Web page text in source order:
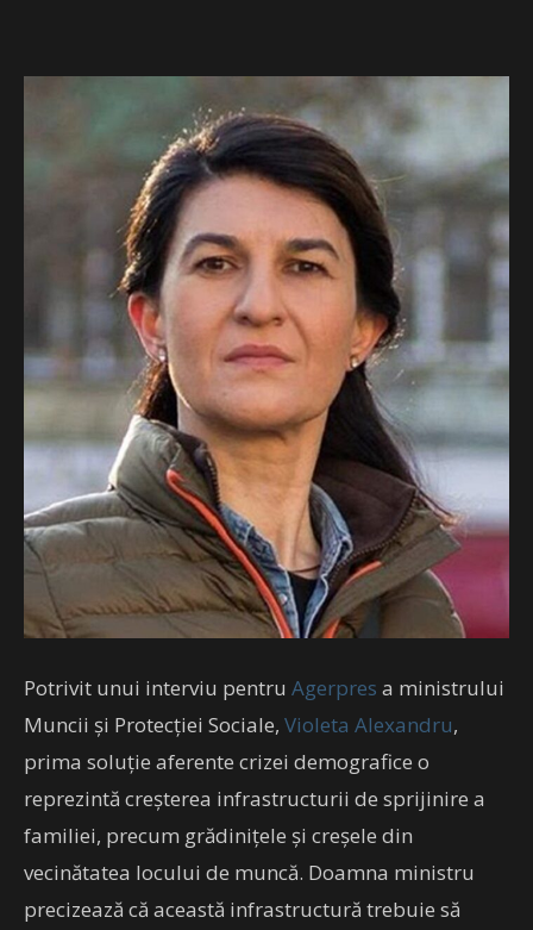
Potrivit unui interviu pentru Agerpres a ministrului
Muncii şi Protecţiei Sociale, Violeta Alexandru,
prima soluţie aferente crizei demografice o
reprezintă creşterea infrastructurii de sprijinire a
familiei, precum grădiniţele şi creşele din
vecinătatea locului de muncă. Doamna ministru
precizează că această infrastructură trebuie să